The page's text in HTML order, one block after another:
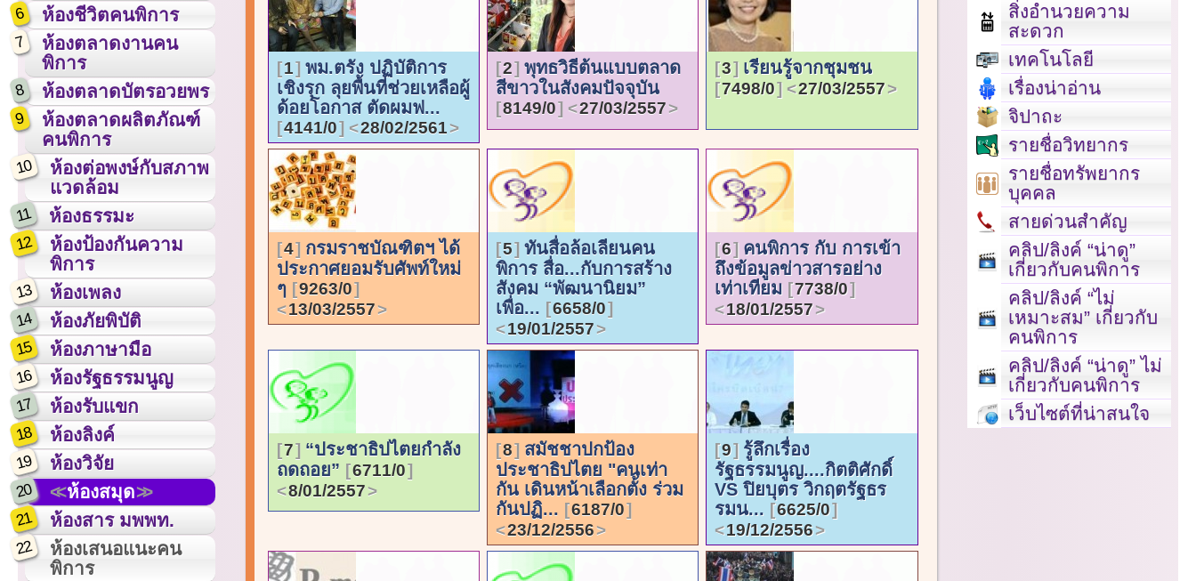
6 ห้องชีวิตคนพิการ
7
ห้องตลาดงานคน
พิการ
8 ห้องตลาดบัตรอวยพร
9
ห้องตลาดผลิตภัณฑ์
คนพิการ
10
ห้องต่อพงษ์กับสภาพ
แวดล้อม
11 ห้องธรรมะ
12
ห้องป้องกันความ
พิการ
13 ห้องเพลง
14 ห้องภัยพิบัติ
15 ห้องภาษามือ
16 ห้องรัฐธรรมนูญ
17 ห้องรับแขก
18 ห้องลิงค์
19 ห้องวิจัย
20 ห้องสมุด
21 ห้องสาร มพพท.
22
ห้องเสนอแนะคน
พิการ
1
พม.ตรัง ปฏิบัติการ
เชิงรุก ลุยพื้นที่ช่วยเหลือผู้
ด้อยโอกาส ตัดผมฟ...
4141/0 28/02/2561
2
พุทธวิธีต้นแบบตลาด
สีขาวในสังคมปัจจุบัน
8149/0 27/03/2557
3 เรียนรู้จากชุมชน
7498/0 27/03/2557
4
กรมราชบัณฑิตฯ ได้
ประกาศยอมรับศัพท์ใหม่
ๆ
9263/0
13/03/2557
5
ทันสื่อล้อเลียนคน
พิการ สื่อ...กับการสร้าง
สังคม “พัฒนานิยม”
เพื่อ...
6658/0
19/01/2557
6
คนพิการ กับ การเข้า
ถึงข้อมูลข่าวสารอย่าง
เท่าเทียม
7738/0
18/01/2557
7
“ประชาธิปไตยกำลัง
ถดถอย”
6711/0
8/01/2557
8
สมัชชาปกป้อง
ประชาธิปไตย "คนเท่า
กัน เดินหน้าเลือกตั้ง ร่วม
กันปฏิ...
6187/0
23/12/2556
9
รู้ลึกเรื่อง
รัฐธรรมนูญ....กิตติศักดิ์
VS ปิยบุตร วิกฤตรัฐธร
รมน...
6625/0
19/12/2556
สิ่งอำนวยความ
สะดวก
เทคโนโลยี
เรื่องน่าอ่าน
จิปาถะ
รายชื่อวิทยากร
รายชื่อทรัพยากร
บุคคล
สายด่วนสำคัญ
คลิป/ลิงค์ “น่าดู”
เกี่ยวกับคนพิการ
คลิป/ลิงค์ “ไม่
เหมาะสม” เกี่ยวกับ
คนพิการ
คลิป/ลิงค์ “น่าดู” ไม่
เกี่ยวกับคนพิการ
เว็บไซต์ที่น่าสนใจ